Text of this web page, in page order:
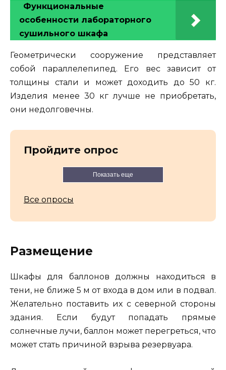
Функциональные
особенности лабораторного
сушильного шкафа
Геометрически сооружение представляет
собой параллелепипед. Его вес зависит от
толщины стали и может доходить до 50 кг.
Изделия менее 30 кг лучше не приобретать,
они недолговечны.
Пройдите опрос
Показать еще
Все опросы
Размещение
Шкафы для баллонов должны находиться в
тени, не ближе 5 м от входа в дом или в подвал.
Желательно поставить их с северной стороны
здания. Если будут попадать прямые
солнечные лучи, баллон может перегреться, что
может стать причиной взрыва резервуара.